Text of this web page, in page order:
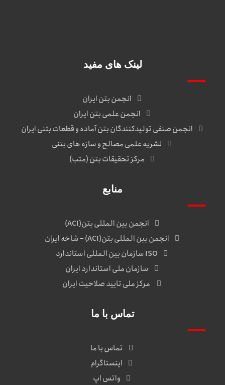
لینک های مفید
انجمن بتن ایران
انجمن علمی بتن ایران
انجمن صنفی تولیدکنندگان بتن آماده و قطعات بتنی ایران
نشریه علمی مصالح و سازه های بتنی
مرکز تحقیقات بتن (متب)
منابع
انجمن بین المللی بتن(ACI)
انجمن بین المللی بتن(ACI) – شاخه ایران
ISO سازمان بین المللی استاندارد
سازمان ملی استاندارد ایران
مرکز ملی تایید صلاحیت ایران
تماس با ما
تماس با ما
اینستاگرام
واتس اپ